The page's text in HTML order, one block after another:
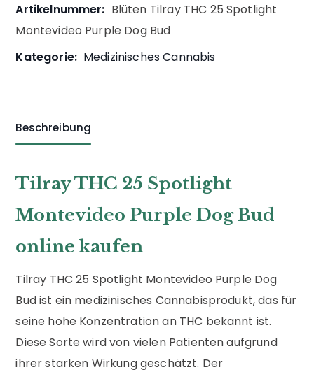
Artikelnummer: Blüten Tilray THC 25 Spotlight
Montevideo Purple Dog Bud
Kategorie: Medizinisches Cannabis
Beschreibung
Tilray THC 25 Spotlight
Montevideo Purple Dog Bud
online kaufen
Tilray THC 25 Spotlight Montevideo Purple Dog
Bud ist ein medizinisches Cannabisprodukt, das für
seine hohe Konzentration an THC bekannt ist.
Diese Sorte wird von vielen Patienten aufgrund
ihrer starken Wirkung geschätzt. Der